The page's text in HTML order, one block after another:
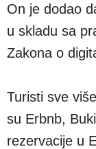
On je dodao
u skladu sa
Zakona o
Turisti sve
su Erbnb,
rezervacije u